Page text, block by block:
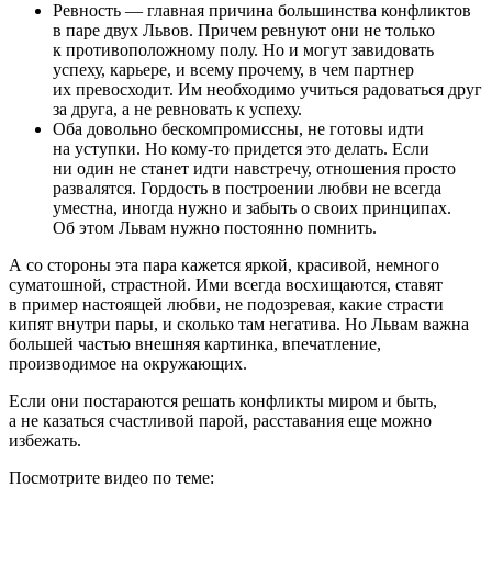
Ревность — главная причина большинства конфликтов
в паре двух Львов. Причем ревнуют они не только
к противоположному полу. Но и могут завидовать
успеху, карьере, и всему прочему, в чем партнер
их превосходит. Им необходимо учиться радоваться друг
за друга, а не ревновать к успеху.
Оба довольно бескомпромиссны, не готовы идти
на уступки. Но кому-то придется это делать. Если
ни один не станет идти навстречу, отношения просто
развалятся. Гордость в построении любви не всегда
уместна, иногда нужно и забыть о своих принципах.
Об этом Львам нужно постоянно помнить.
А со стороны эта пара кажется яркой, красивой, немного
суматошной, страстной. Ими всегда восхищаются, ставят
в пример настоящей любви, не подозревая, какие страсти
кипят внутри пары, и сколько там негатива. Но Львам важна
большей частью внешняя картинка, впечатление,
производимое на окружающих.
Если они постараются решать конфликты миром и быть,
а не казаться счастливой парой, расставания еще можно
избежать.
Посмотрите видео по теме: